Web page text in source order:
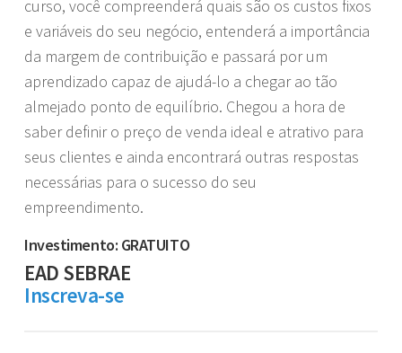
curso, você compreenderá quais são os custos fixos
e variáveis do seu negócio, entenderá a importância
da margem de contribuição e passará por um
aprendizado capaz de ajudá-lo a chegar ao tão
almejado ponto de equilíbrio. Chegou a hora de
saber definir o preço de venda ideal e atrativo para
seus clientes e ainda encontrará outras respostas
necessárias para o sucesso do seu
empreendimento.
Investimento: GRATUITO
EAD SEBRAE
Inscreva-se